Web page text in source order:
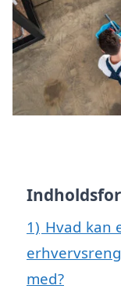
1) Hvad kan
med?